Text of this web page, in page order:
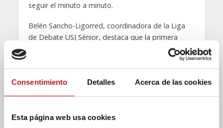
Consentimiento Detalles Acerca de las cookies
Esta página web usa cookies
seguir el minuto a minuto.
Belén Sancho-Ligorred, coordinadora de la Liga
de Debate USJ Sénior, destaca que la primera
edición fue «todo un éxito» y pone en valor el
carácter y el entusiasmo que muestra el alumnado
sénior en el desarrollo de la actividad. «Desde el
primer día trabajan muchísimo para sacar
adelante el debate, y van mejorando sus
sostiene Sancho-Ligorred.